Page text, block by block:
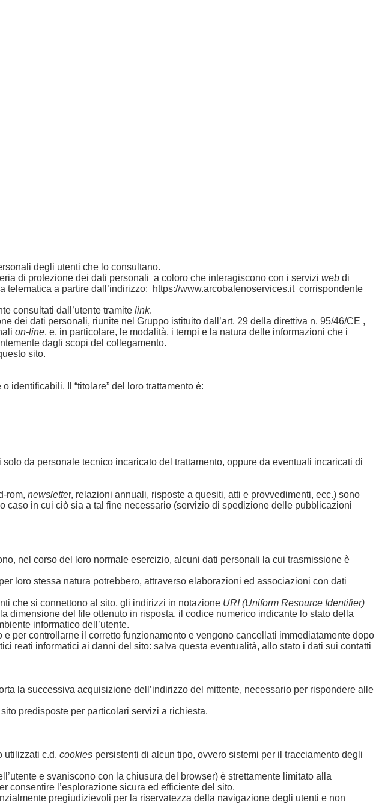
degli utenti che lo consultano.
di protezione dei dati personali a coloro che interagiscono con i servizi web di
a partire dall’indirizzo: https://www.arcobalenoservices.it corrispondente
consultati dall’utente tramite link.
dei dati personali, riunite nel Gruppo istituito dall’art. 29 della direttiva n. 95/46/CE ,
on-line, e, in particolare, le modalità, i tempi e la natura delle informazioni che i
dagli scopi del collegamento.
sito.
identificabili. Il “titolare” del loro trattamento è:
da personale tecnico incaricato del trattamento, oppure da eventuali incaricati di
rom, newsletter, relazioni annuali, risposte a quesiti, atti e provvedimenti, ecc.) sono
in cui ciò sia a tal fine necessario (servizio di spedizione delle pubblicazioni
nel corso del loro normale esercizio, alcuni dati personali la cui trasmissione è
loro stessa natura potrebbero, attraverso elaborazioni ed associazioni con dati
che si connettono al sito, gli indirizzi in notazione URI (Uniform Resource Identifier)
dimensione del file ottenuto in risposta, il codice numerico indicante lo stato della
informatico dell’utente.
per controllarne il corretto funzionamento e vengono cancellati immediatamente dopo
reati informatici ai danni del sito: salva questa eventualità, allo stato i dati sui contatti
la successiva acquisizione dell’indirizzo del mittente, necessario per rispondere alle
predisposte per particolari servizi a richiesta.
utilizzati c.d. cookies persistenti di alcun tipo, ovvero sistemi per il tracciamento degli
e svaniscono con la chiusura del browser) è strettamente limitato alla
consentire l’esplorazione sicura ed efficiente del sito.
pregiudizievoli per la riservatezza della navigazione degli utenti e non